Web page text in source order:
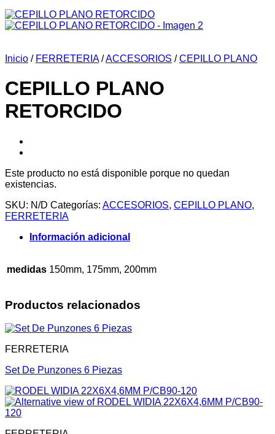
Inicio / FERRETERIA /ACCESORIOS / CEPILLO PLANO
CEPILLO PLANO
RETORCIDO
Este producto no está disponible porque no quedan
existencias.
SKU: N/D Categorías: ACCESORIOS, CEPILLO PLANO,
FERRETERIA
Información adicional
medidas 150mm, 175mm, 200mm
Productos relacionados
FERRETERIA
Set De Punzones 6 Piezas